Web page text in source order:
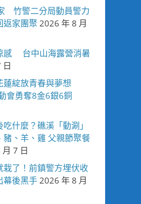
竹警二分局動員警力
返家團聚 2026 年 8 月
感 台中山海露營消暑
日
蓮綻放青春與夢想
會勇奪8金6銀6銅
什麼？礁溪「動涮」
豬、羊、雞 父親節聚餐
7 日
栽了！前鎮警方埋伏收
後黑手2026 年 8 月